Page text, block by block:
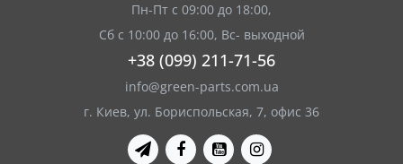
Пн-Пт с 09:00 до 18:00,
Сб с 10:00 до 16:00, Вс- выходной
+38 (099) 211-71-56
info@green-parts.com.ua
г. Киев, ул. Бориспольская, 7, офис 36